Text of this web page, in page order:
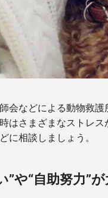
会などによる動物救
はさまざまなストレ
に相談しましょう。
や“自助努力”が